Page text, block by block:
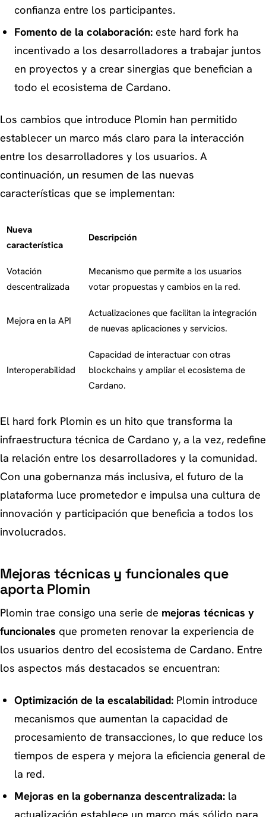
confianza entre los participantes.
Fomento de la colaboración:este hard fork ha
incentivado a los desarrolladores a trabajar juntos
en proyectos y a crear sinergias que benefician a
todo el ecosistema de Cardano.
Los cambios que introduce Plomin han permitido
establecer un marco más claro para la interacción
entre los desarrolladores y los usuarios. A
continuación, un resumen de las nuevas
características que se implementan:
Nueva
característica
Descripción
Votación
descentralizada
Mecanismo que permite a los usuarios
votar propuestas y cambios en la red.
Mejora en la API
Actualizaciones que facilitan la integración
de nuevas aplicaciones y servicios.
Interoperabilidad
Capacidad de interactuar con otras
blockchains y ampliar el ecosistema de
Cardano.
El hard fork Plomin es un hito que transforma la
infraestructura técnica de Cardano y, a la vez, redefine
la relación entre los desarrolladores y la comunidad.
Con una gobernanza más inclusiva, el futuro de la
plataforma luce prometedor e impulsa una cultura de
innovación y participación que beneficia a todos los
involucrados.
Mejoras técnicas y funcionales que
aporta Plomin
Plomin trae consigo una serie de mejoras técnicas y
funcionales que prometen renovar la experiencia de
los usuarios dentro del ecosistema de Cardano. Entre
los aspectos más destacados se encuentran:
Optimización de la escalabilidad:Plomin introduce
mecanismos que aumentan la capacidad de
procesamiento de transacciones, lo que reduce los
tiempos de espera y mejora la eficiencia general de
la red.
Mejoras en la gobernanza descentralizada:la